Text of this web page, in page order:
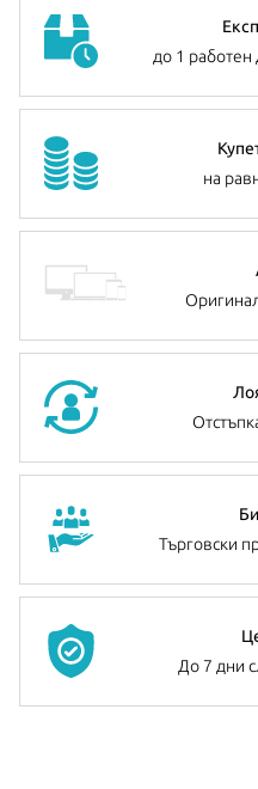
до 1 работен
на
Търговски
До 7 дни